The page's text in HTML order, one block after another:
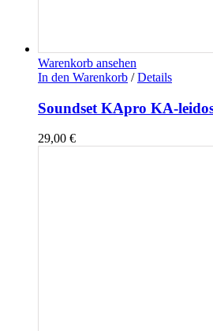
Warenkorb ansehen
In den Warenkorb / Details
Soundset KApro KA-
29,00 €